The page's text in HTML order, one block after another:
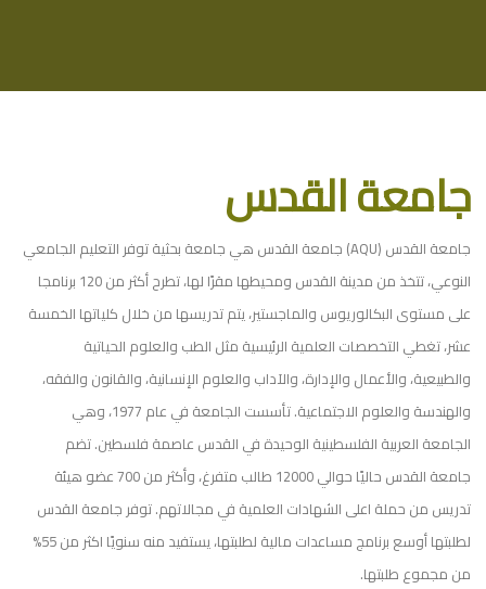
جامعة القدس
جامعة القدس (AQU) جامعة القدس هي جامعة بحثية توفر التعليم الجامعي
النوعي، تتخذ من مدينة القدس ومحيطها مقرًا لها، تطرح أكثر من 120 برنامجا
على مستوى البكالوريوس والماجستير، يتم تدريسها من خلال كلياتها الخمسة
عشر، تغطي التخصصات العلمية الرئيسية مثل الطب والعلوم الحياتية
والطبيعية، والأعمال والإدارة، والآداب والعلوم الإنسانية، والقانون والفقه،
والهندسة والعلوم الاجتماعية. تأسست الجامعة في عام 1977، وهي
الجامعة العربية الفلسطينية الوحيدة في القدس عاصمة فلسطين. تضم
جامعة القدس حاليًا حوالي 12000 طالب متفرغ، وأكثر من 700 عضو هيئة
تدريس من حملة اعلى الشهادات العلمية في مجالاتهم. توفر جامعة القدس
لطلبتها أوسع برنامج مساعدات مالية لطلبتها، يستفيد منه سنويًا اكثر من 55%
من مجموع طلبتها.